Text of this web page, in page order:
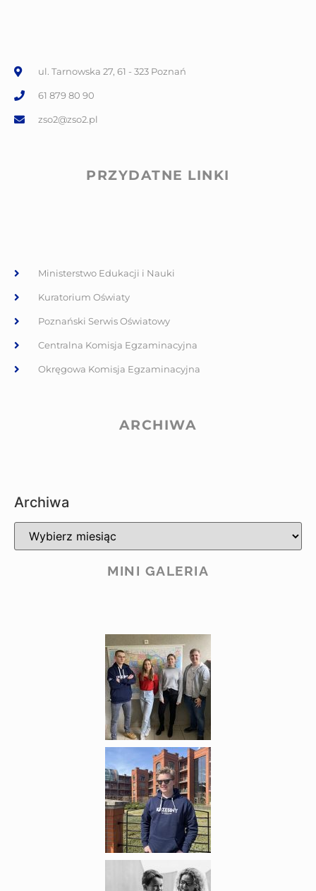
ul. Tarnowska 27, 61 - 323 Poznań
61 879 80 90
zso2@zso2.pl
PRZYDATNE LINKI
Ministerstwo Edukacji i Nauki
Kuratorium Oświaty
Poznański Serwis Oświatowy
Centralna Komisja Egzaminacyjna
Okręgowa Komisja Egzaminacyjna
ARCHIWA
Archiwa
MINI GALERIA